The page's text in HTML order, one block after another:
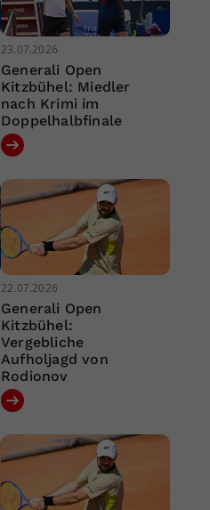
23.07.2026
Generali Open
Kitzbühel: Miedler
nach Krimi im
Doppelhalbfinale
22.07.2026
Generali Open
Kitzbühel:
Vergebliche
Aufholjagd von
Rodionov